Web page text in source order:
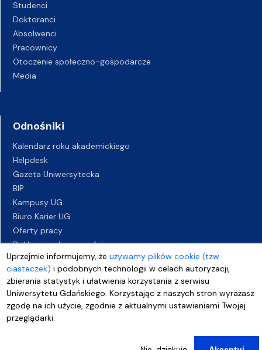
Uprzejmie informujemy, żeużywamy plików cookie (tzw.
ciasteczek) i podobnych technologii w celach autoryzacji,
zbierania statystyk i ułatwienia korzystania z serwisu
Uniwersytetu Gdańskiego. Korzystając z naszych stron wyrażasz
zgodę na ich użycie, zgodnie z aktualnymi ustawieniami Twojej
przeglądarki.
Studenci
Doktoranci
Absolwenci
Pracownicy
Otoczenie społeczno-gospodarcze
Media
Odnośniki
Kalendarz roku akademickiego
Helpdesk
Gazeta Uniwersytecka
BIP
Kampusy UG
Biuro Karier UG
Oferty pracy
Deklaracja dostępności